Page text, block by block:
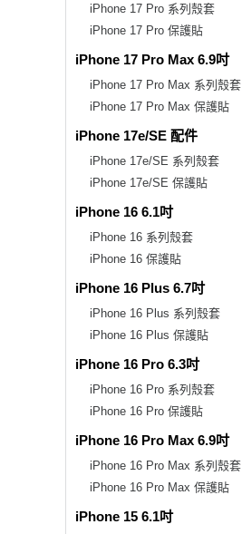
iPhone 17 Pro 系列殼套
iPhone 17 Pro 保護貼
iPhone 17 Pro Max 6.9吋
iPhone 17 Pro Max 系列殼套
iPhone 17 Pro Max 保護貼
iPhone 17e/SE 配件
iPhone 17e/SE 系列殼套
iPhone 17e/SE 保護貼
iPhone 16 6.1吋
iPhone 16 系列殼套
iPhone 16 保護貼
iPhone 16 Plus 6.7吋
iPhone 16 Plus 系列殼套
iPhone 16 Plus 保護貼
iPhone 16 Pro 6.3吋
iPhone 16 Pro 系列殼套
iPhone 16 Pro 保護貼
iPhone 16 Pro Max 6.9吋
iPhone 16 Pro Max 系列殼套
iPhone 16 Pro Max 保護貼
iPhone 15 6.1吋